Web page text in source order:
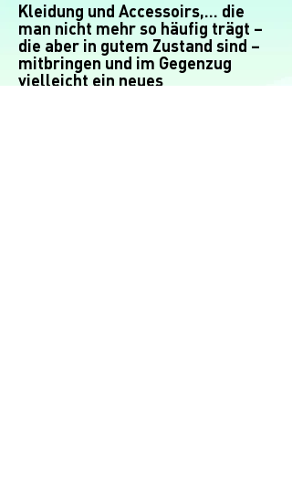
Kleidung und Accessoirs,... die
man nicht mehr so häufig trägt –
die aber in gutem Zustand sind –
mitbringen und im Gegenzug
vielleicht ein neues